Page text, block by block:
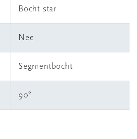
Bocht star
Nee
Segmentbocht
90°